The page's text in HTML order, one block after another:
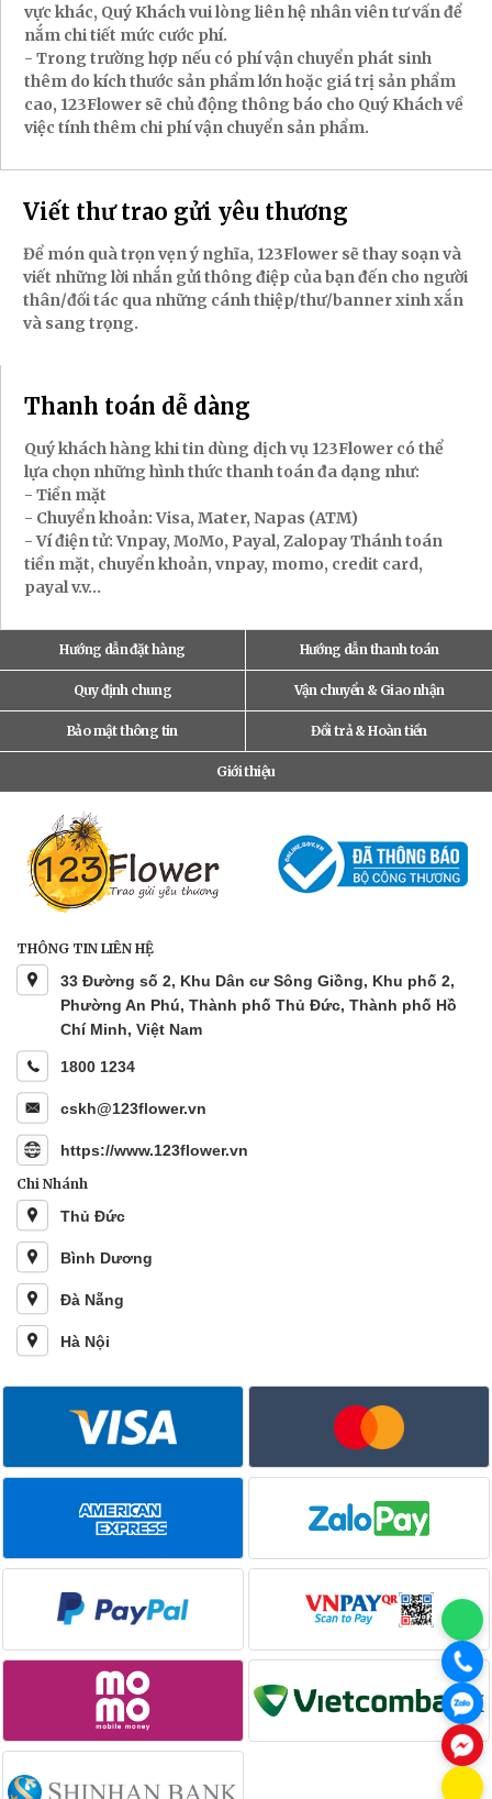
vực khác, Quý Khách vui lòng liên hệ nhân viên tư vấn để
nắm chi tiết mức cước phí.
- Trong trường hợp nếu có phí vận chuyển phát sinh
thêm do kích thước sản phẩm lớn hoặc giá trị sản phẩm
cao, 123Flower sẽ chủ động thông báo cho Quý Khách về
việc tính thêm chi phí vận chuyển sản phẩm.
Viết thư trao gửi yêu thương
Để món quà trọn vẹn ý nghĩa, 123Flower sẽ thay soạn và
viết những lời nhắn gửi thông điệp của bạn đến cho người
thân/đối tác qua những cánh thiệp/thư/banner xinh xắn
và sang trọng.
Thanh toán dễ dàng
Quý khách hàng khi tin dùng dịch vụ 123Flower có thể
lựa chọn những hình thức thanh toán đa dạng như:
- Tiền mặt
- Chuyển khoản: Visa, Mater, Napas (ATM)
- Ví điện tử: Vnpay, MoMo, Payal, Zalopay Thánh toán
tiền mặt, chuyển khoản, vnpay, momo, credit card,
payal v.v...
Hướng dẫn đặt hàng Hướng dẫn thanh toán
Quy định chung Vận chuyển & Giao nhận
Bảo mật thông tin Đổi trả & Hoàn tiền
Giới thiệu
THÔNG TIN LIÊN HỆ
33 Đường số 2, Khu Dân cư Sông Giồng, Khu phố 2,
Phường An Phú, Thành phố Thủ Đức, Thành phố Hồ
Chí Minh, Việt Nam
1800 1234
cskh@123flower.vn
https://www.123flower.vn
Chi Nhánh
Thủ Đức
Bình Dương
Đà Nẵng
Hà Nội